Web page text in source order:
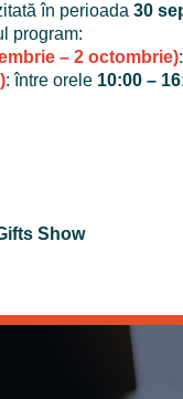
în perioada 30
program:
– 2 octombrie)
: între orele 10:00 –
Show